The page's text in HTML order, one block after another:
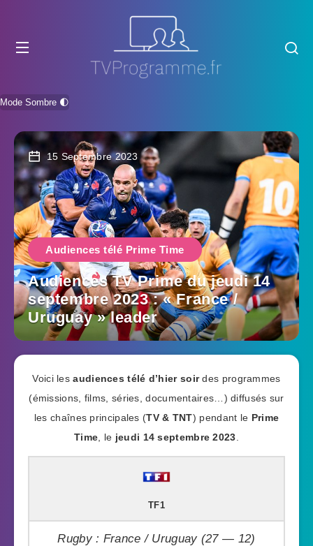
Mode Sombre 🌓
15 Septembre 2023
Audiences télé Prime Time
Audiences TV Prime du jeudi 14
septembre 2023 : « France /
Uruguay » leader
Voici lesaudiences télé d’hier soirdes programmes
(émissions, films, séries, documentaires…) diffusés sur
les chaînes principales (TV & TNT) pendant le Prime
Time , le jeudi 14 septembre 2023
TF1
Rugby : France / Uruguay (27 — 12)